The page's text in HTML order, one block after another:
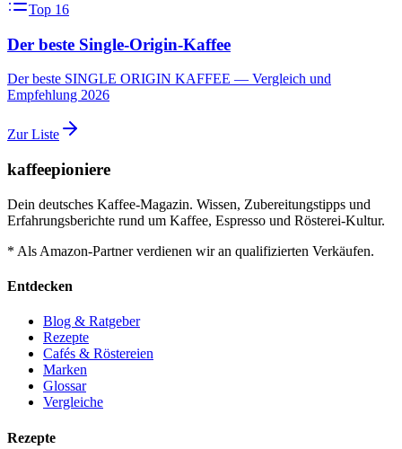
Top 16
Der beste Single-Origin-Kaffee
Der beste SINGLE ORIGIN KAFFEE — Vergleich und
Empfehlung 2026
Zur Liste
kaffeepioniere
Dein deutsches Kaffee-Magazin. Wissen, Zubereitungstipps und
Erfahrungsberichte rund um Kaffee, Espresso und Rösterei-Kultur.
* Als Amazon-Partner verdienen wir an qualifizierten Verkäufen.
Entdecken
Blog & Ratgeber
Rezepte
Cafés & Röstereien
Marken
Glossar
Vergleiche
Rezepte